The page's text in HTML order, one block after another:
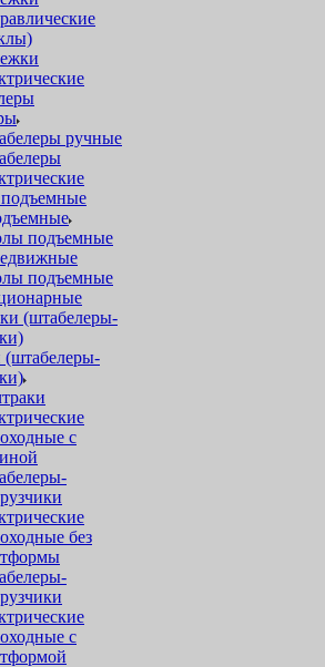
ручные
подъемные
подъемные
(штабелеры-
с
без
с